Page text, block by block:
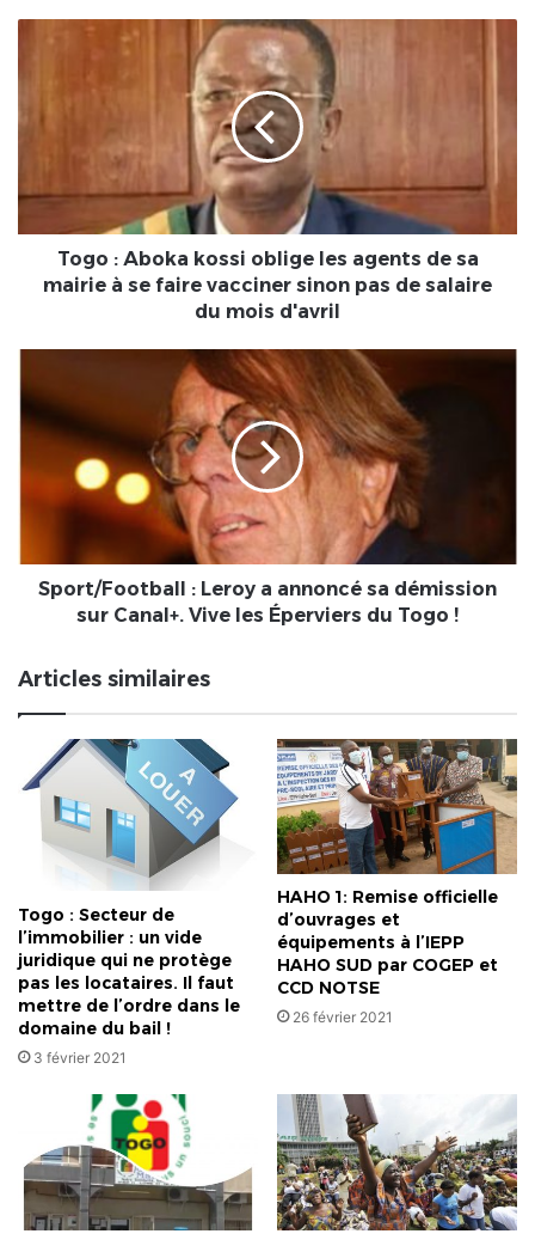
Aboka
de
sa
de
Togo : Aboka kossi oblige les agents de sa
mairie à se faire vacciner sinon pas de salaire
du mois d'avril
démission
Canal+.
Vive
Togo
!
Sport/Football : Leroy a annoncé sa démission
sur Canal+. Vive les Éperviers du Togo !
Articles similaires
Togo : Secteur de
l’immobilier : un vide
juridique qui ne protège
pas les locataires. Il faut
mettre de l’ordre dans le
domaine du bail !
3 février 2021
HAHO 1: Remise officielle
d’ouvrages et
équipements à l’IEPP
HAHO SUD par COGEP et
CCD NOTSE
26 février 2021